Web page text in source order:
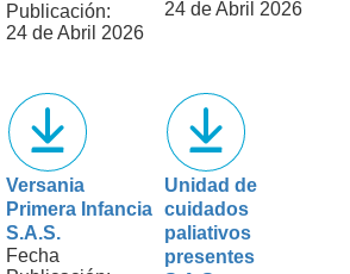
Publicación:
24 de Abril 2026
24 de Abril 2026
Versania
Primera Infancia
S.A.S.
Fecha
Unidad de
cuidados
paliativos
presentes